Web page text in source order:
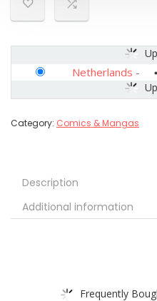
Netherlands -
Category: Comics & Mangas
Description
Additional information
Frequently